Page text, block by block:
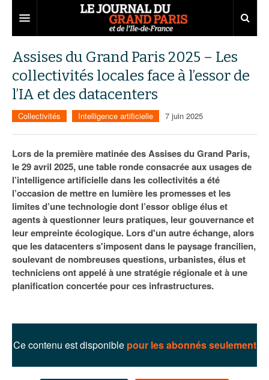
Territoires
Aménagement
Collectivités
Services urbains
Entreprises
Développement économique
Attractivité
Innovation
Transport
Marchés publics
Départements
77
78
91
92
93
Nominations
Portraits
Agenda
Les Assises du Grand Paris
Éditions précédentes
Le podcast
Ecouter les épisodes
Lire les résumés
Assises du Grand Paris 2025 – Les
collectivités locales face à l’essor de
l’IA et des datacenters
Collectivités Intelligence artificielle 7 juin 2025
Lors de la première matinée des Assises du Grand Paris,
le 29 avril 2025, une table ronde consacrée aux usages de
l’intelligence artificielle dans les collectivités a été
l’occasion de mettre en lumière les promesses et les
limites d’une technologie dont l’essor oblige élus et
agents à questionner leurs pratiques, leur gouvernance et
leur empreinte écologique. Lors d'un autre échange, alors
que les datacenters s'imposent dans le paysage francilien,
soulevant de nombreuses questions, urbanistes, élus et
techniciens ont appelé à une stratégie régionale et à une
planification concertée pour ces infrastructures.
Ce contenu est disponible pour les abonnés seulement